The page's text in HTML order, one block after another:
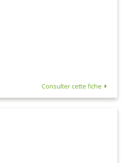
Consulter cette fiche